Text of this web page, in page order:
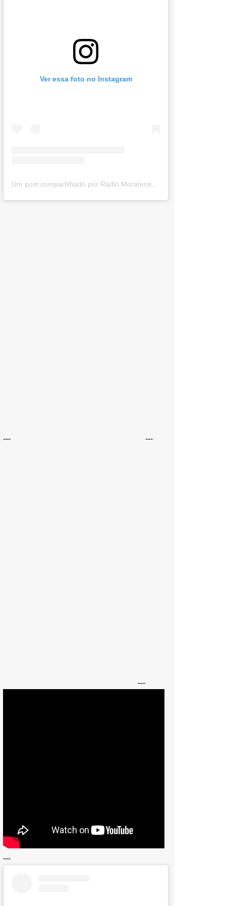
Ver essa foto no Instagram
Um post compartilhado por Rádio Moratense (@radio_moratense)
--- ---
---
---